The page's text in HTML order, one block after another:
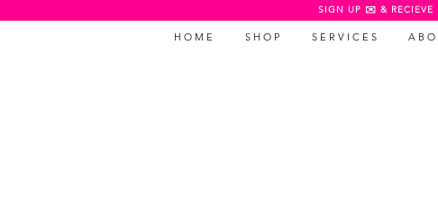
H O M E S H O P S E R V I C E S A B O
SIGN UP ✉️ & RECIEVE